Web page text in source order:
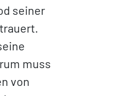
seiner
muss
von